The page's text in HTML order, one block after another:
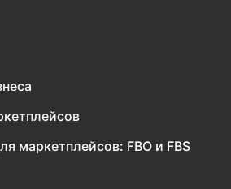
маркетплейсов: FBO и FBS